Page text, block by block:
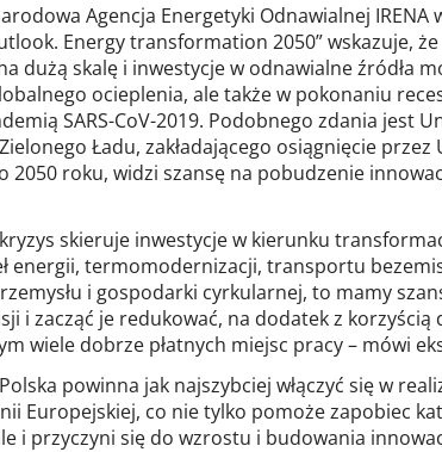
Agencja Energetyki Odnawialnej IRENA
Energy transformation 2050” wskazuje,
dużą skalę i inwestycje w odnawialne źródła
ocieplenia, ale także w pokonaniu
SARS-CoV-2019. Podobnego zdania jest
Ładu, zakładającego osiągnięcie przez
2050 roku, widzi szansę na pobudzenie
skieruje inwestycje w kierunku
energii, termomodernizacji, transportu
i gospodarki cyrkularnej, to mamy
i zacząć je redukować, na dodatek z korzyścią
wiele dobrze płatnych miejsc pracy – mówi
powinna jak najszybciej włączyć się w
Europejskiej, co nie tylko pomoże zapobiec
i przyczyni się do wzrostu i budowania